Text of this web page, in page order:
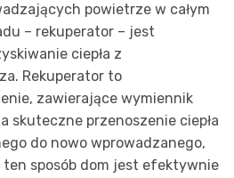
powietrze w całym
– rekuperator – jest
ciepła z
Rekuperator to
zawierające wymiennik
skuteczne przenoszenie ciepła
do nowo wprowadzanego,
ten sposób dom jest efektywnie